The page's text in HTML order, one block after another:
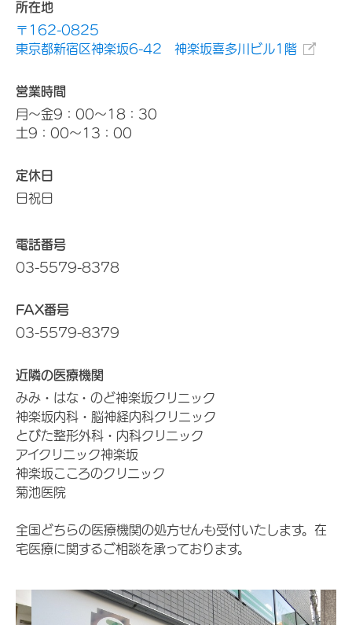
所在地
〒162-0825
東京都新宿区神楽坂6-42 神楽坂喜多川ビル1階
営業時間
月～金9：00～18：30
土9：00～13：00
定休日
日祝日
電話番号
03-5579-8378
FAX番号
03-5579-8379
近隣の医療機関
みみ・はな・のど神楽坂クリニック
神楽坂内科・脳神経内科クリニック
とびた整形外科・内科クリニック
アイクリニック神楽坂
神楽坂こころのクリニック
菊池医院
全国どちらの医療機関の処方せんも受付いたします。在
宅医療に関するご相談を承っております。